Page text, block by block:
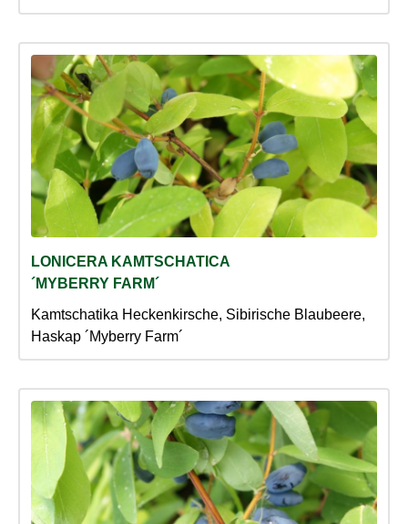
LONICERA KAMTSCHATICA
´MYBERRY FARM´
Kamtschatika Heckenkirsche, Sibirische Blaubeere,
Haskap ´Myberry Farm´